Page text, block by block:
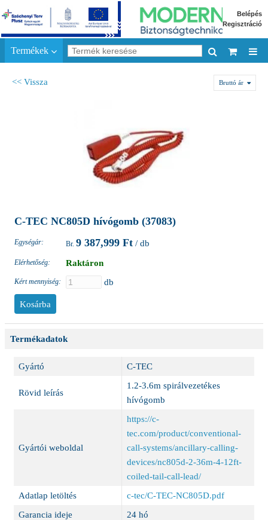
Belépés
Regisztráció
Termékek
<< Vissza Bruttó ár
C-TEC NC805D hívógomb (37083)
Egységár: 9 387,999 Ft / db
Elérhetőség: Raktáron
Kért mennyiség: db
Termékadatok
Gyártó C-TEC
Rövid leírás
1.2-3.6m spirálvezetékes
hívógomb
Gyártói weboldal
https://c-
tec.com/product/conventional-
call-systems/ancillary-calling-
devices/nc805d-2-36m-4-12ft-
coiled-tail-call-lead/
Adatlap letöltés
c-tec/C-TEC-NC805D.pdf
Garancia ideje
24 hó